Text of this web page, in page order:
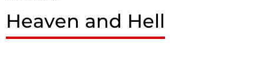
Heaven and Hell